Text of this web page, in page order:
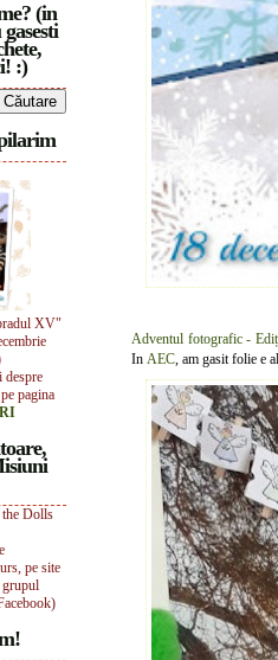
Adventul fotografic -
In AEC, am gasit folie e
(in
:)
XV"
despre
pagina
the Dolls
pe site